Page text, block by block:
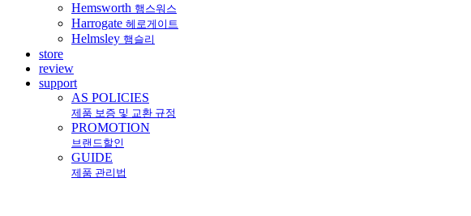
Hemsworth 햄스워스
Harrogate 헤로게이트
Helmsley 햄슬리
store
review
support
AS POLICIES
제품 보증 및 교환 규정
PROMOTION
브랜드할인
GUIDE
제품 관리법